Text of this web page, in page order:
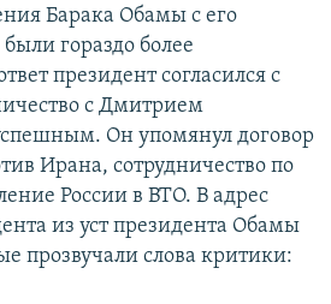
Барака Обамы с его
гораздо более
президент согласился с
с Дмитрием
Он упомянул договор
Ирана, сотрудничество по
России в ВТО. В адрес
из уст президента Обамы
прозвучали слова критики: